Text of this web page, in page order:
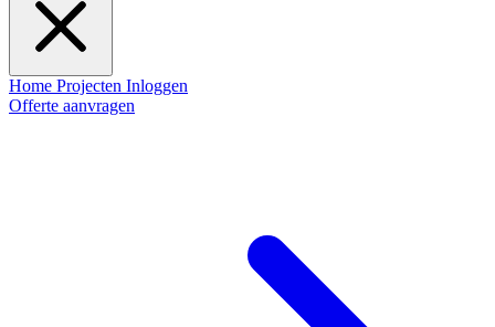
Home Projecten Inloggen
Offerte aanvragen